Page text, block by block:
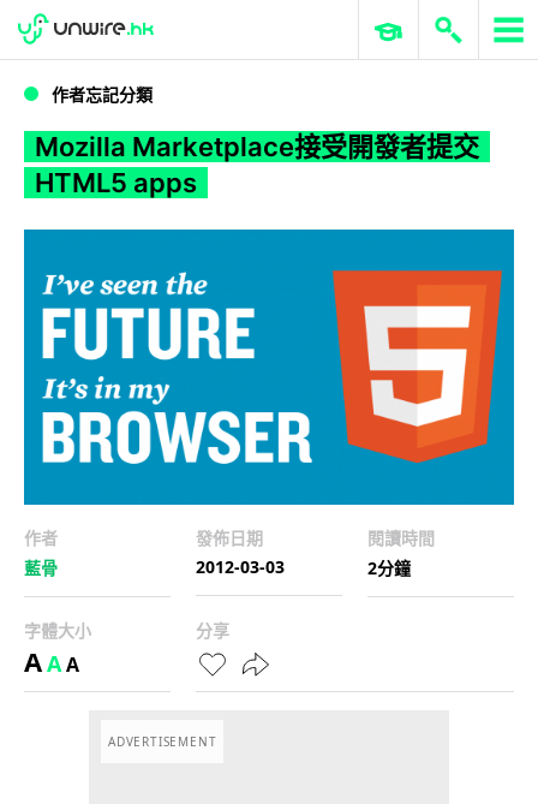
WWDC 2026 ERP 與商業 AI
作者忘記分類
Mozilla Marketplace接受開發者提交
HTML5 apps
作者
藍骨
發佈日期
2012-03-03
閱讀時間
2分鐘
字體大小
AAA
分享
ADVERTISEMENT